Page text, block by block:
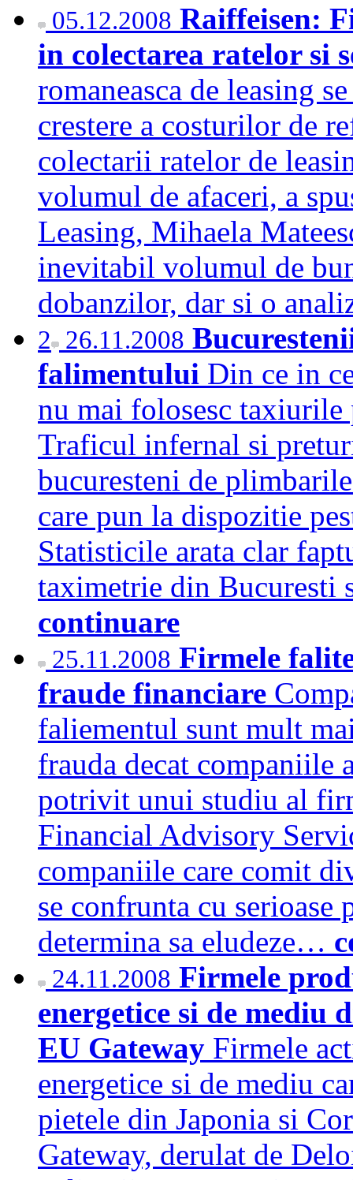
05.12.2008 Raiffeisen:
in colectarea ratelor si
romaneasca de leasing
crestere a costurilor de
colectarii ratelor de
volumul de afaceri, a
Leasing, Mihaela
inevitabil volumul de
dobanzilor, dar si o
2 26.11.2008
falimentului Din ce in
nu mai folosesc taxiurile
Traficul infernal si
bucuresteni de
care pun la dispozitie
Statisticile arata clar
taximetrie din Bucuresti
continuare
25.11.2008 Firmele
fraude financiare
faliementul sunt mult
frauda decat companiile
potrivit unui studiu al
Financial Advisory
companiile care comit
se confrunta cu serioase
determina sa eludeze…
24.11.2008 Firmele
energetice si de mediu
EU Gateway Firmele
energetice si de mediu
pietele din Japonia si
Gateway, derulat de